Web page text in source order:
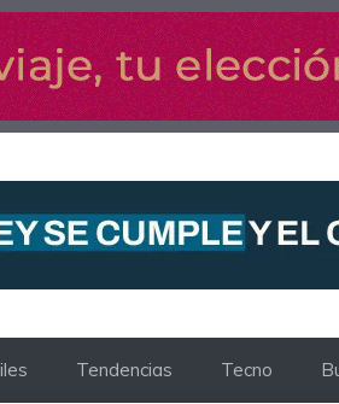
Tendencias Tecno